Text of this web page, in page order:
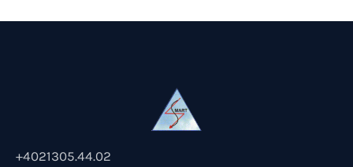
+4021305.44.02